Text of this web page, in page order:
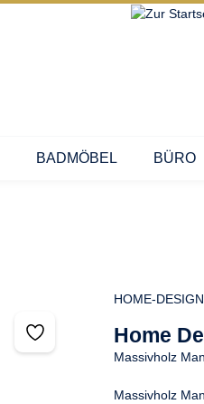
BADMÖBEL BÜRO
HOME-
Home
Massivholz
Massivholz